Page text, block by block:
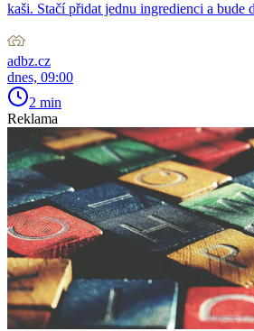
kaši. Stačí přidat jednu ingredienci a bude
adbz.cz
dnes, 09:00
2 min
Reklama